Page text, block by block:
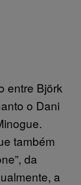
entre Björk
o Dani
também
da
a